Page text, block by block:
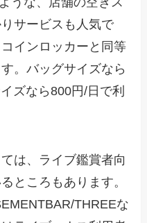
サービスも人気で
インロッカーと同等
。バッグサイズなら
ズなら800円/日で利
は、ライブ鑑賞者向
ところもあります。
THREEな